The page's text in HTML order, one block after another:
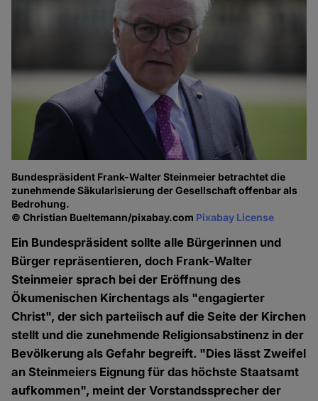
Bundespräsident Frank-Walter Steinmeier betrachtet die
zunehmende Säkularisierung der Gesellschaft offenbar als
Bedrohung.
© Christian Bueltemann/pixabay.com Pixabay License
Ein Bundespräsident sollte alle Bürgerinnen und
Bürger repräsentieren, doch Frank-Walter
Steinmeier sprach bei der Eröffnung des
Ökumenischen Kirchentags als "engagierter
Christ", der sich parteiisch auf die Seite der Kirchen
stellt und die zunehmende Religionsabstinenz in der
Bevölkerung als Gefahr begreift. "Dies lässt Zweifel
an Steinmeiers Eignung für das höchste Staatsamt
aufkommen", meint der Vorstandssprecher der